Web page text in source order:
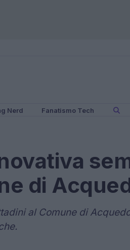
Nerd Fanatismo Tech
di
al Comune di